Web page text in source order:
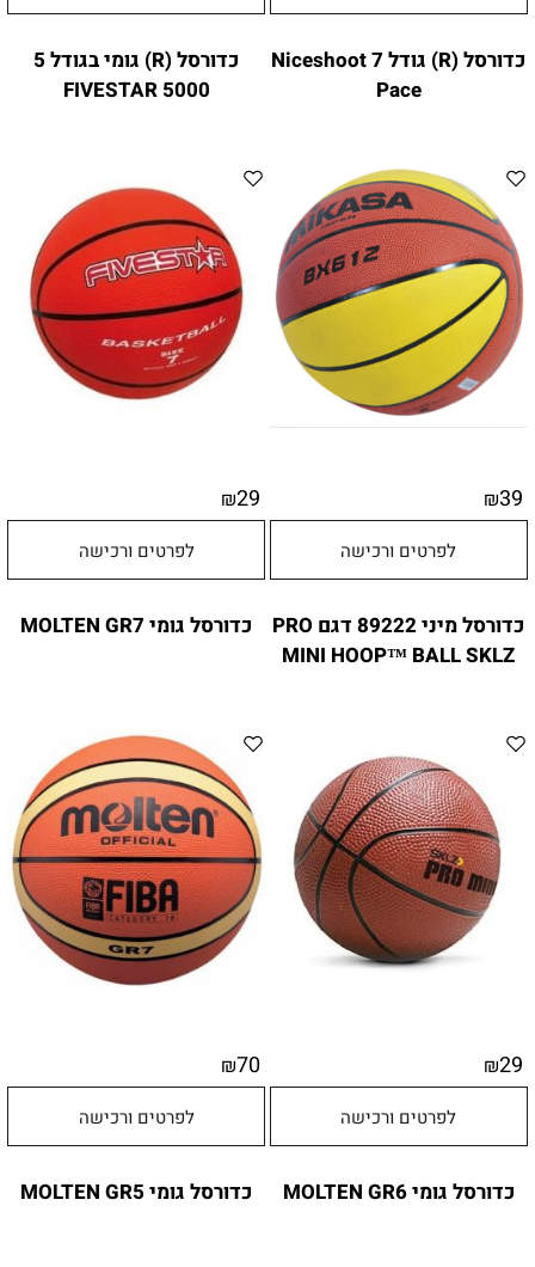
כדורסל (R) גודל 7 Niceshoot
Pace
₪39
לפרטים ורכישה
כדורסל (R) גומי בגודל 5
FIVESTAR 5000
₪29
לפרטים ורכישה
כדורסל מיני 89222 דגם PRO
MINI HOOP™ BALL SKLZ
₪29
לפרטים ורכישה
כדורסל גומי MOLTEN GR7
₪70
לפרטים ורכישה
כדורסל גומי MOLTEN GR6 כדורסל גומי MOLTEN GR5